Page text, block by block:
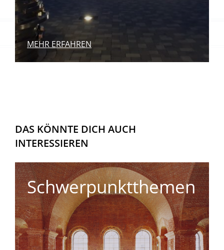
MEHR ERFAHREN
DAS KÖNNTE DICH AUCH
INTERESSIEREN
Schwerpunktthemen